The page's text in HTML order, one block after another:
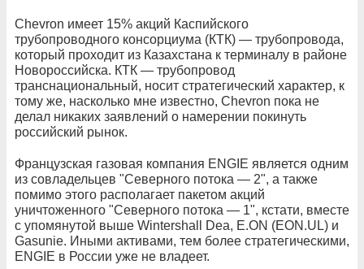
Chevron имеет 15% акций Каспийского
трубопроводного консорциума (КТК) — трубопровода,
который проходит из Казахстана к терминалу в районе
Новороссийска. КТК — трубопровод
транснациональный, носит стратегический характер, к
тому же, насколько мне известно, Chevron пока не
делал никаких заявлений о намерении покинуть
российский рынок.
Французская газовая компания ENGIE является одним
из совладельцев "Северного потока — 2", а также
помимо этого располагает пакетом акций
уничтоженного "Северного потока — 1", кстати, вместе
с упомянутой выше Wintershall Dea, E.ON (EON.UL) и
Gasunie. Иными активами, тем более стратегическими,
ENGIE в России уже не владеет.